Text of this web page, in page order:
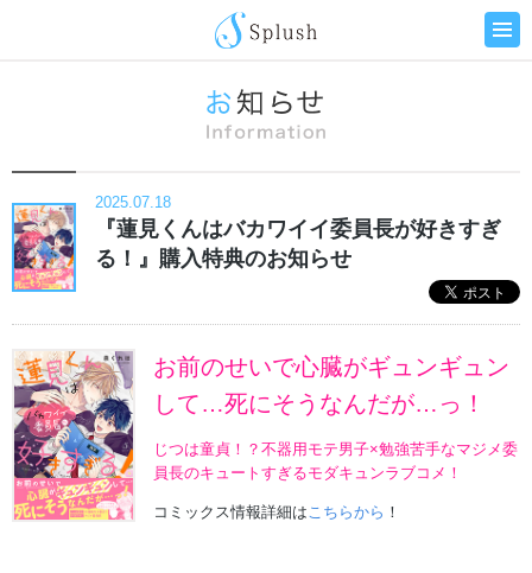
2025.07.18
『蓮見くんはバカワイイ委員長が好きすぎ
る！』購入特典のお知らせ
お前のせいで心臓がギュンギュン
して…死にそうなんだが…っ！
じつは童貞！？不器用モテ男子×勉強苦手なマジメ委
員長のキュートすぎるモダキュンラブコメ！
コミックス情報詳細はこちらから ！